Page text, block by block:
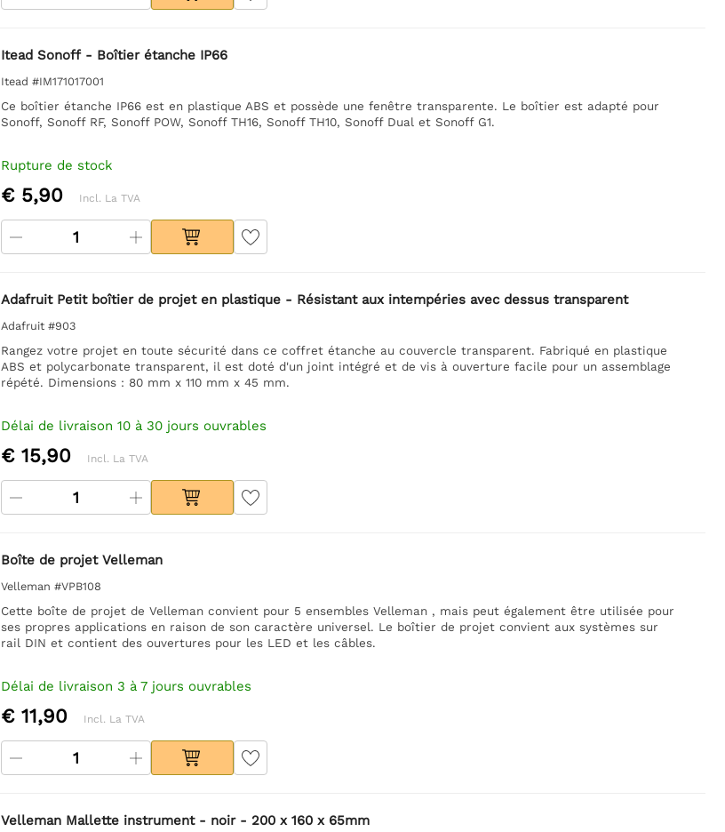
Itead Sonoff - Boîtier étanche IP66
Itead #IM171017001
Ce boîtier étanche IP66 est en plastique ABS et possède une fenêtre transparente. Le boîtier est adapté pour
Sonoff, Sonoff RF, Sonoff POW, Sonoff TH16, Sonoff TH10, Sonoff Dual et Sonoff G1.
Rupture de stock
€ 5,90 Incl. La TVA
Adafruit Petit boîtier de projet en plastique - Résistant aux intempéries avec dessus transparent
Adafruit #903
Rangez votre projet en toute sécurité dans ce coffret étanche au couvercle transparent. Fabriqué en plastique
ABS et polycarbonate transparent, il est doté d'un joint intégré et de vis à ouverture facile pour un assemblage
répété. Dimensions : 80 mm x 110 mm x 45 mm.
Délai de livraison 10 à 30 jours ouvrables
€ 15,90 Incl. La TVA
Boîte de projet Velleman
Velleman #VPB108
Cette boîte de projet de Velleman convient pour 5 ensembles Velleman , mais peut également être utilisée pour
ses propres applications en raison de son caractère universel. Le boîtier de projet convient aux systèmes sur
rail DIN et contient des ouvertures pour les LED et les câbles.
Délai de livraison 3 à 7 jours ouvrables
€ 11,90 Incl. La TVA
Velleman Mallette instrument - noir - 200 x 160 x 65mm